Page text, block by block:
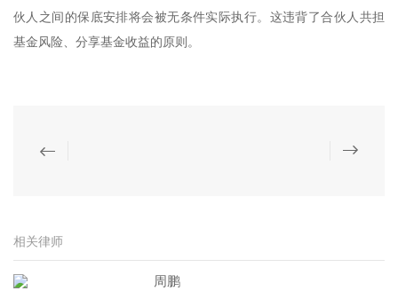
伙人之间的保底安排将会被无条件实际执行。这违背了合伙人共担
基金风险、分享基金收益的原则。
相关律师
周鹏